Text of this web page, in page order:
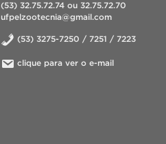
(53) 32.75.72.74 ou 32.75.72.70
ufpelzootecnia@gmail.com
(53) 3275-7250 / 7251 / 7223
clique para ver o e-mail